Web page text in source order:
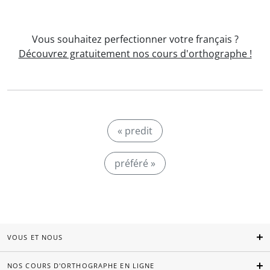
Vous souhaitez perfectionner votre français ?
Découvrez gratuitement nos cours d'orthographe !
« predit
préféré »
VOUS ET NOUS
NOS COURS D'ORTHOGRAPHE EN LIGNE